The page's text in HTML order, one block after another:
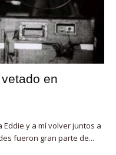
en
Eddie y a mí volver juntos a
fueron gran parte de...